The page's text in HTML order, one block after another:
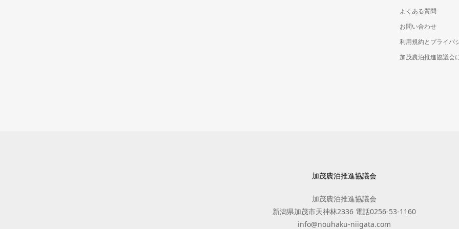
よくある質問
お問い合わせ
利用規約とプライバ
加茂農泊推進協議会
加茂農泊推進協議会
加茂農泊推進協議会
新潟県加茂市天神林2336 電話0256-53-1160
info@nouhaku-niigata.com